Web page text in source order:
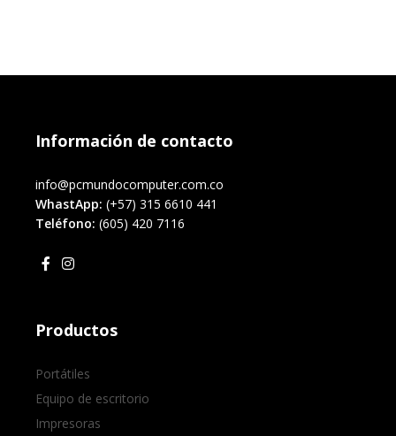
Información de contacto
info@pcmundocomputer.com.co
WhastApp: (+57) 315 6610 441
Teléfono: (605) 420 7116
Productos
Portátiles
Equipo de escritorio
Impresoras